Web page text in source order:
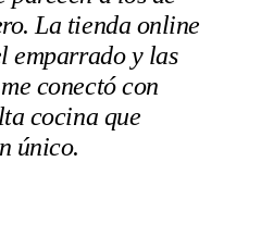
La tienda online
emparrado y las
conectó con
cocina que
único.